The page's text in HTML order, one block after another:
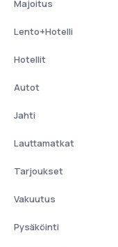
Majoitus
Lento+Hotelli
Hotellit
Autot
Jahti
Lauttamatkat
Tarjoukset
Vakuutus
Pysäköinti